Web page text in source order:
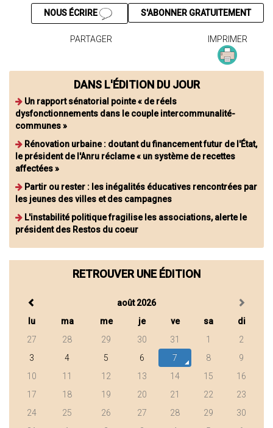
S'ABONNER GRATUITEMENT
NOUS ÉCRIRE
PARTAGER IMPRIMER
DANS L'ÉDITION DU JOUR
Un rapport sénatorial pointe « de réels
dysfonctionnements dans le couple intercommunalité-
communes »
Rénovation urbaine : doutant du financement futur de l'État,
le président de l'Anru réclame « un système de recettes
affectées »
Partir ou rester : les inégalités éducatives rencontrées par
les jeunes des villes et des campagnes
L'instabilité politique fragilise les associations, alerte le
président des Restos du coeur
RETROUVER UNE ÉDITION
août 2026
lu
ma me je ve sa
di
27
28 29 30 31 1
2
3
4 5 6 7 8
9
10
11 12 13 14 15
16
17
18 19 20 21 22
23
24
25 26 27 28 29
30